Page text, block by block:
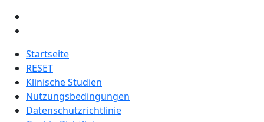
Startseite
RESET
Klinische Studien
Nutzungsbedingungen
Datenschutzrichtlinie